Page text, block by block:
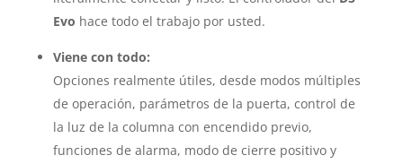
Evo hace todo el trabajo por usted.
Viene con todo:
Opciones realmente útiles, desde modos múltiples
de operación, parámetros de la puerta, control de
la luz de la columna con encendido previo,
funciones de alarma, modo de cierre positivo y